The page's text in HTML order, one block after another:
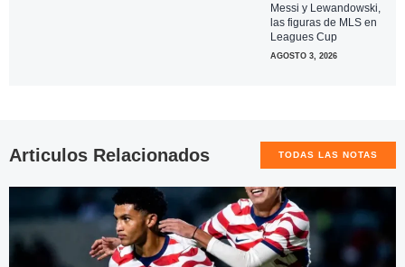
Messi y Lewandowski,
las figuras de MLS en
Leagues Cup
AGOSTO 3, 2026
Articulos Relacionados TODAS LAS NOTAS